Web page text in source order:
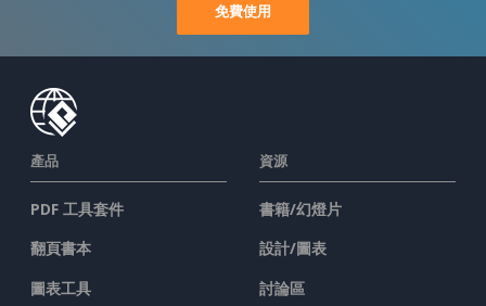
免費使用
產品
PDF 工具套件
翻頁書本
圖表工具
資源
書籍/幻燈片
設計/圖表
討論區